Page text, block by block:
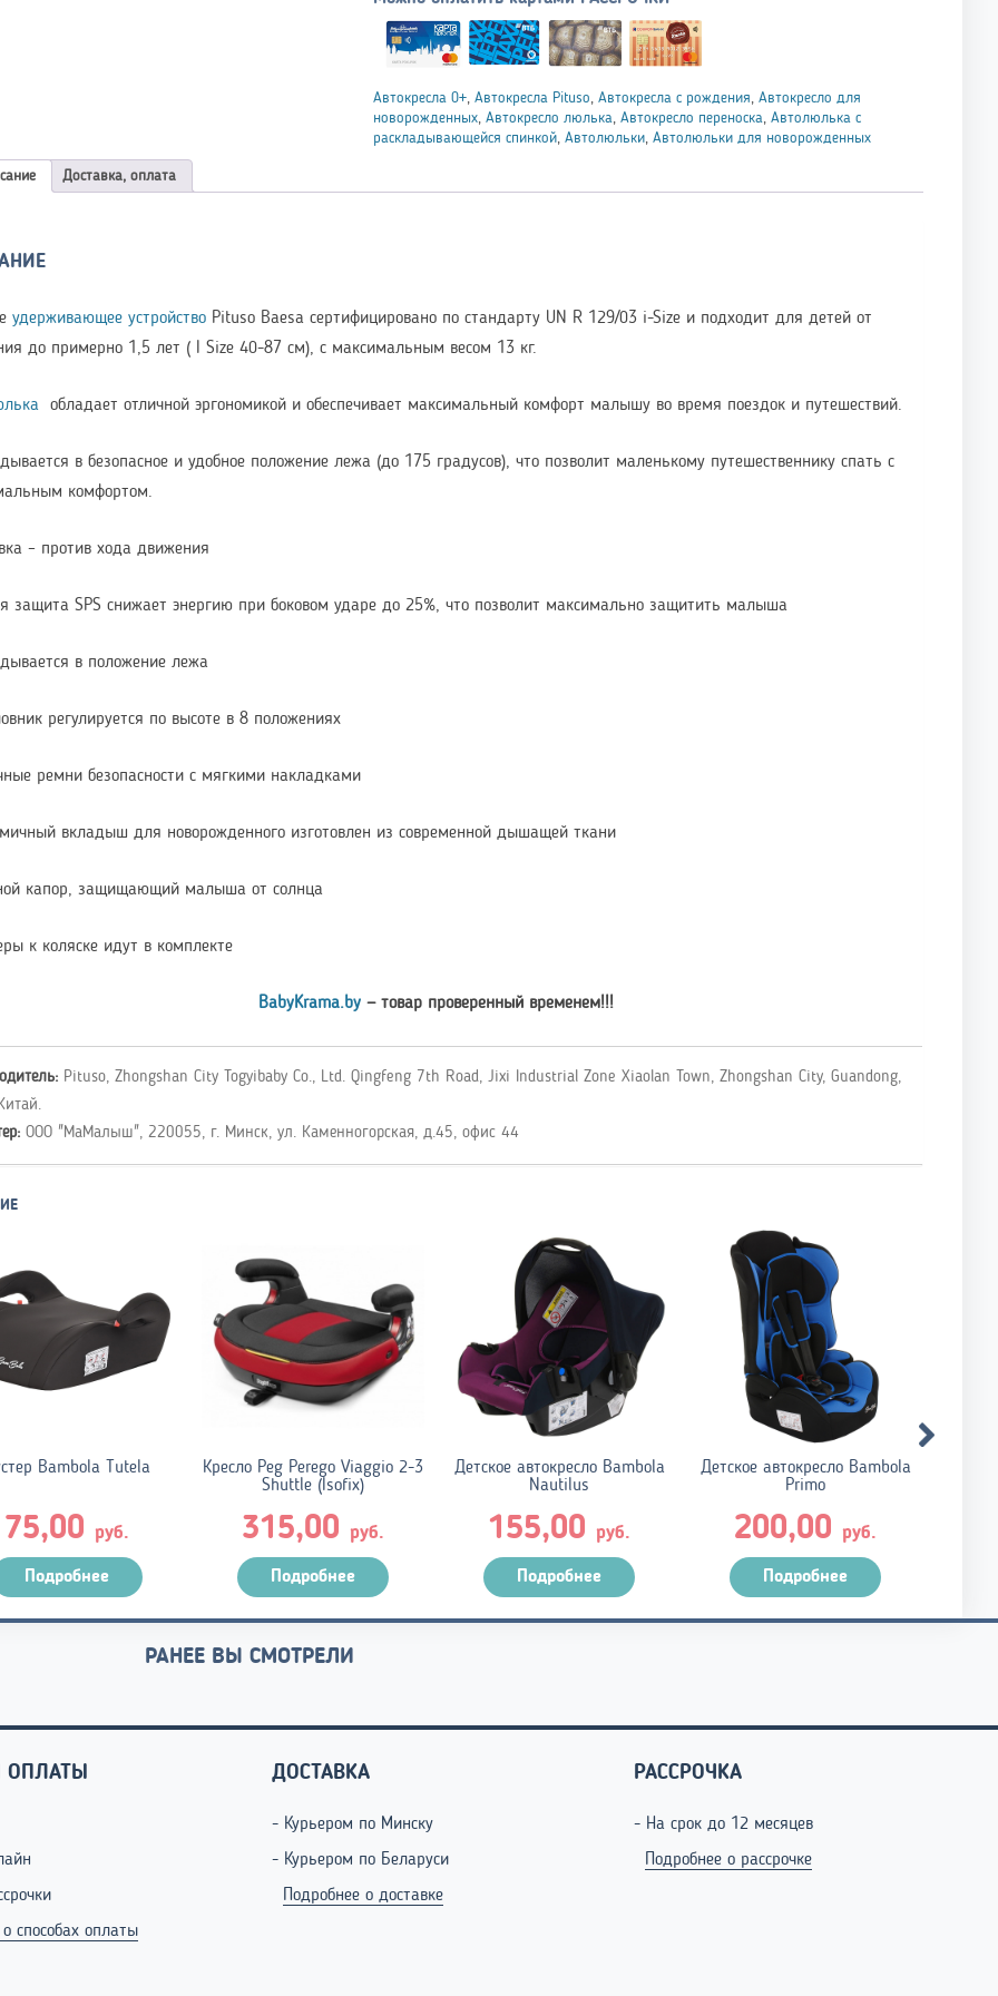
Автокресла 0+,Автокресла Pituso,Автокресла с рождения,Автокресло для
новорожденных,Автокресло люлька,Автокресло переноска,Автолюлька с
раскладывающейся спинкой,Автолюльки,Автолюльки для новорожденных
Доставка, оплата
удерживающее устройство Pituso Baesa сертифицировано по стандарту UN R 129/03 i-Size и подходит для детей от
до примерно 1,5 лет ( I Size 40-87 см), с максимальным весом 13 кг.
обладает отличной эргономикой и обеспечивает максимальный комфорт малышу во время поездок и путешествий.
в безопасное и удобное положение лежа (до 175 градусов), что позволит маленькому путешественнику спать с
комфортом.
– против хода движения
защита SPS снижает энергию при боковом ударе до 25%, что позволит максимально защитить малыша
в положение лежа
регулируется по высоте в 8 положениях
ремни безопасности с мягкими накладками
вкладыш для новорожденного изготовлен из современной дышащей ткани
капор, защищающий малыша от солнца
к коляске идут в комплекте
BabyKrama.by — товар проверенный временем!!!
Pituso, Zhongshan City Togyibaby Co., Ltd. Qingfeng 7th Road, Jixi Industrial Zone Xiaolan Town, Zhongshan City, Guandong,
ООО "МаМалыш", 220055, г. Минск, ул. Каменногорская, д.45, офис 44
Bambola Tutela
75,00 руб.
Подробнее
Кресло Peg Perego Viaggio 2-3
Shuttle (Isofix)
315,00 руб.
Подробнее
Детское автокресло Bambola
Nautilus
155,00руб.
Подробнее
Детское автокресло Bambola
Primo
200,00руб.
Подробнее
РАНЕЕ ВЫ СМОТРЕЛИ
ОПЛАТЫ
способах оплаты
ДОСТАВКА
- Курьером по Минску
- Курьером по Беларуси
Подробнее о доставке
РАССРОЧКА
- На срок до 12 месяцев
Подробнее о рассрочке